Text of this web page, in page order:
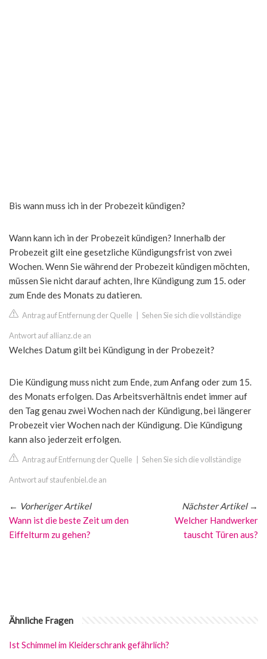
Bis wann muss ich in der Probezeit kündigen?
Wann kann ich in der Probezeit kündigen? Innerhalb der
Probezeit gilt eine gesetzliche Kündigungsfrist von zwei
Wochen. Wenn Sie während der Probezeit kündigen möchten,
müssen Sie nicht darauf achten, Ihre Kündigung zum 15. oder
zum Ende des Monats zu datieren.
Antrag auf Entfernung der Quelle Sehen Sie sich die vollständige
Antwort auf allianz.de an
Welches Datum gilt bei Kündigung in der Probezeit?
Die Kündigung muss nicht zum Ende, zum Anfang oder zum 15.
des Monats erfolgen. Das Arbeitsverhältnis endet immer auf
den Tag genau zwei Wochen nach der Kündigung, bei längerer
Probezeit vier Wochen nach der Kündigung. Die Kündigung
kann also jederzeit erfolgen.
Antrag auf Entfernung der Quelle Sehen Sie sich die vollständige
Antwort auf staufenbiel.de an
← Vorheriger Artikel
Wann ist die beste Zeit um den
Eiffelturm zu gehen?
Nächster Artikel→
Welcher Handwerker
tauscht Türen aus?
Ähnliche Fragen
Ist Schimmel im Kleiderschrank gefährlich?